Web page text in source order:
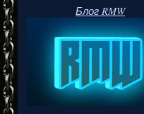
Блог RMW